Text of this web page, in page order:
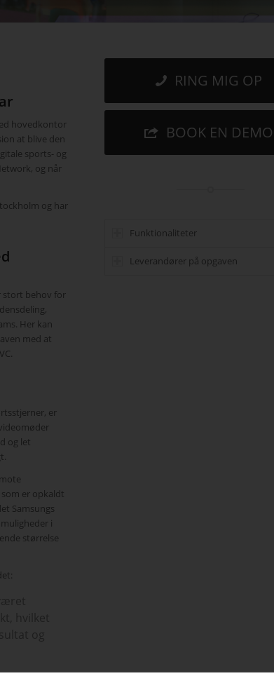
hovedkontor
at blive den
sports- og
og når
og har
stort behov for
Her kan
med at
er
og let
er opkaldt
Samsungs
i
størrelse
RING MIG OP
BOOK EN DEMO
Funktionaliteter
Leverandører på opgaven